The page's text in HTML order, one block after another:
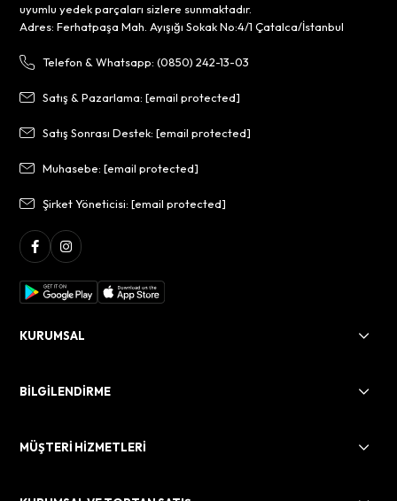
uyumlu yedek parçaları sizlere sunmaktadır.
Adres: Ferhatpaşa Mah. Ayışığı Sokak No:4/1 Çatalca/İstanbul
Telefon & Whatsapp: (0850) 242-13-03
Satış & Pazarlama:[email protected]
Satış Sonrası Destek:[email protected]
Muhasebe:[email protected]
Şirket Yöneticisi:[email protected]
KURUMSAL
BİLGİLENDİRME
MÜŞTERİ HİZMETLERİ